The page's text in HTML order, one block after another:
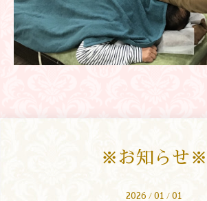
※お知らせ※
2026 / 01 / 01